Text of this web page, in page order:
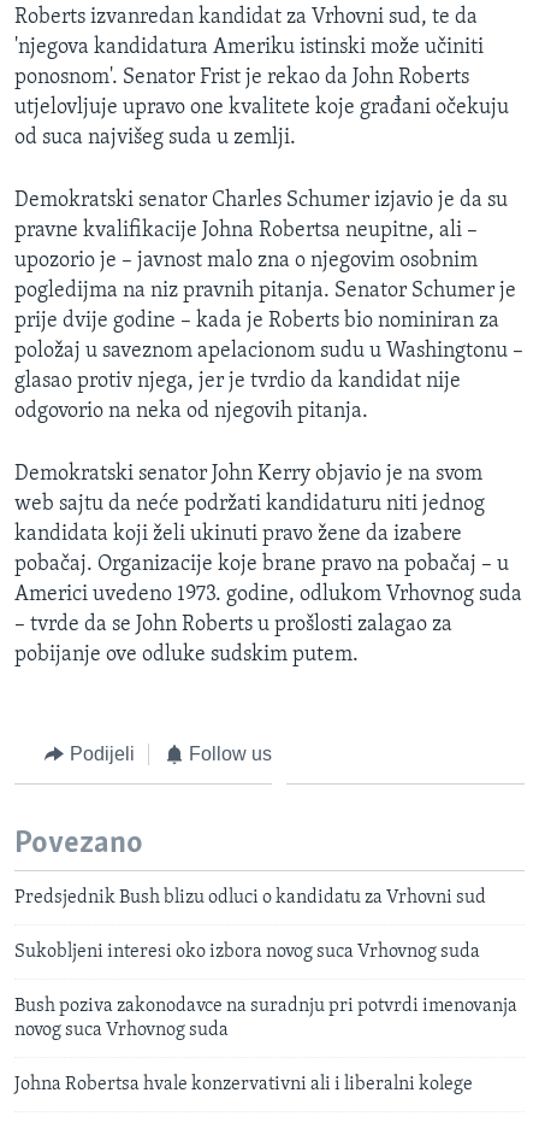
Roberts izvanredan kandidat za Vrhovni sud, te da
'njegova kandidatura Ameriku istinski može učiniti
ponosnom'. Senator Frist je rekao da John Roberts
utjelovljuje upravo one kvalitete koje građani očekuju
od suca najvišeg suda u zemlji.
Demokratski senator Charles Schumer izjavio je da su
pravne kvalifikacije Johna Robertsa neupitne, ali –
upozorio je – javnost malo zna o njegovim osobnim
pogledijma na niz pravnih pitanja. Senator Schumer je
prije dvije godine – kada je Roberts bio nominiran za
položaj u saveznom apelacionom sudu u Washingtonu –
glasao protiv njega, jer je tvrdio da kandidat nije
odgovorio na neka od njegovih pitanja.
Demokratski senator John Kerry objavio je na svom
web sajtu da neće podržati kandidaturu niti jednog
kandidata koji želi ukinuti pravo žene da izabere
pobačaj. Organizacije koje brane pravo na pobačaj – u
Americi uvedeno 1973. godine, odlukom Vrhovnog suda
– tvrde da se John Roberts u prošlosti zalagao za
pobijanje ove odluke sudskim putem.
Podijeli Follow us
Povezano
Predsjednik Bush blizu odluci o kandidatu za Vrhovni sud
Sukobljeni interesi oko izbora novog suca Vrhovnog suda
Bush poziva zakonodavce na suradnju pri potvrdi imenovanja
novog suca Vrhovnog suda
Johna Robertsa hvale konzervativni ali i liberalni kolege